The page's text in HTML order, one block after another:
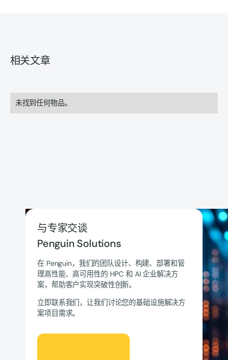
相关文章
未找到任何物品。
与专家交谈
Penguin Solutions
在 Penguin，我们的团队设计、构建、部署和管
理高性能、高可用性的 HPC 和 AI 企业解决方
案，帮助客户实现突破性创新。
立即联系我们，让我们讨论您的基础设施解决方
案项目需求。
我们来聊聊吧